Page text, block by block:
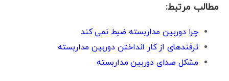
مطالب مرتبط:
چرا دوربین مداربسته ضبط نمی کند
ترفندهای از کار انداختن دوربین مداربسته
مشکل صدای دوربین مداربسته